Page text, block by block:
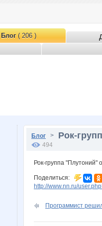
Блог( 206 )
Блог > Рок-
494
Рок-группа "Плутоний"
Поделиться:
http://www.nn.ru/
Программист